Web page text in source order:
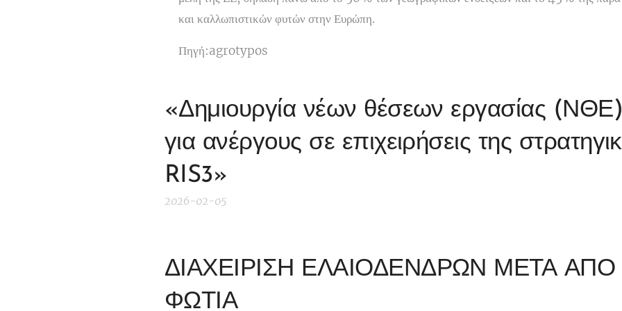
και καλλωπιστικών φυτών στην Ευρώπη.
Πηγή:agrotypos
«Δημιουργία νέων θέσεων εργασίας (ΝΘΕ)
για ανέργους σε επιχειρήσεις της
RIS3»
2026-02-05
ΔΙΑΧΕΙΡΙΣΗ ΕΛΑΙΟΔΕΝΔΡΩΝ ΜΕΤΑ ΑΠΟ
ΦΩΤΙΑ